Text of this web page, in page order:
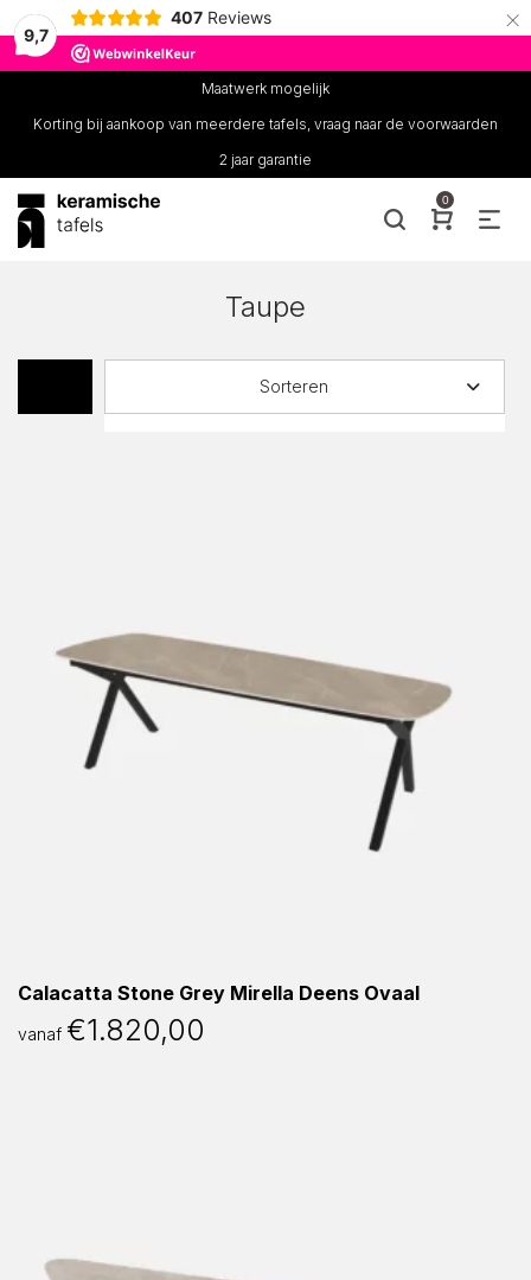
9,7
407 Reviews ×
Maatwerk mogelijk
Korting bij aankoop van meerdere tafels, vraag naar de voorwaarden
2 jaar garantie
0
Taupe
Sorteren
Calacatta Stone Grey Mirella Deens Ovaal
vanaf €1.820,00